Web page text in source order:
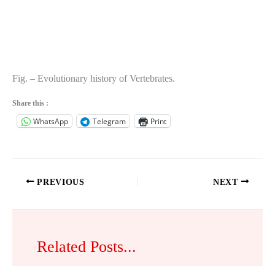
Fig. – Evolutionary history of Vertebrates.
Share this :
WhatsApp Telegram Print
PREVIOUS NEXT
Related Posts...